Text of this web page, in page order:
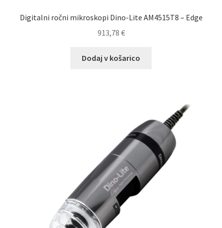
Digitalni ročni mikroskopi Dino-Lite AM4515T8 – Edge
913,78 €
Dodaj v košarico